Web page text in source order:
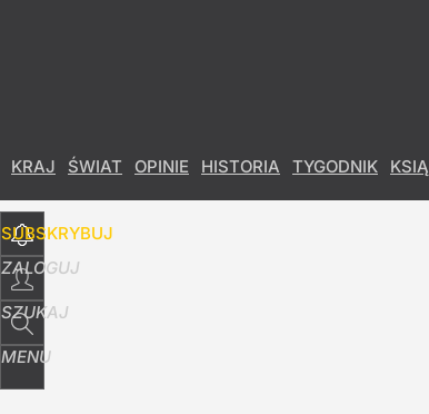
KRAJ ŚWIAT OPINIE HISTORIA TYGODNIK
SUBSKRYBUJ
ZALOGUJ
SZUKAJ
MENU